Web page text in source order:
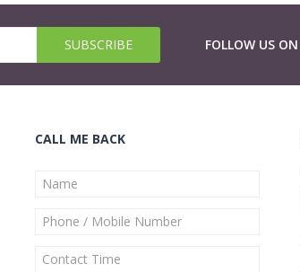
FOLLOW US ON
CALL ME BACK